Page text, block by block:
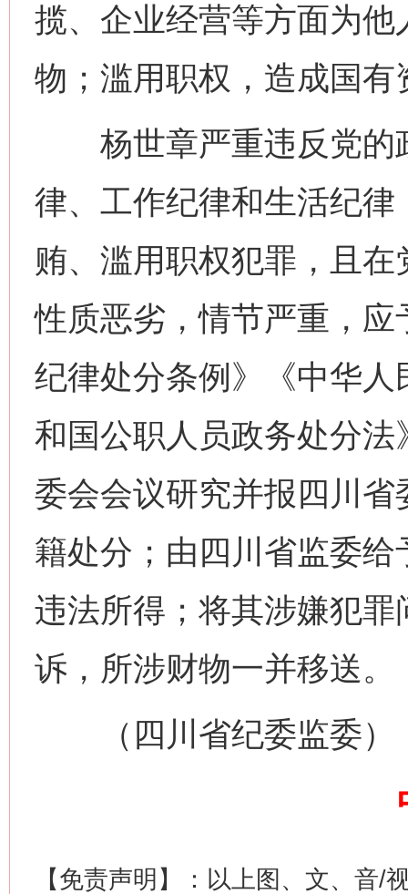
揽、企业经营等方面为
物；滥用职权，造成国有
杨世章严重违反党的
律、工作纪律和生活纪
贿、滥用职权犯罪，且
性质恶劣，情节严重，
纪律处分条例》《中华
和国公职人员政务处分
委会会议研究并报四川
籍处分；由四川省监委
违法所得；将其涉嫌犯
诉，所涉财物一并移送。
（四川省纪委监委）
【免责声明】：以上图、文、音/